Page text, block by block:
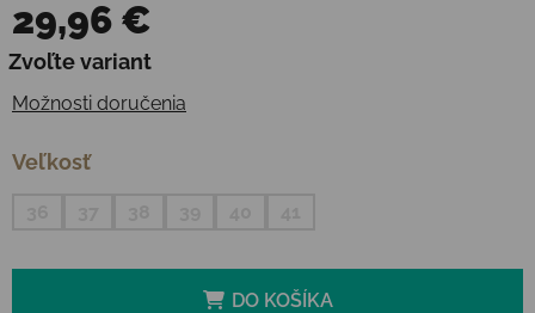
29,96 €
Jednotková cena:
Zvoľte variant
Možnosti doručenia
Veľkosť
DO KOŠÍKA